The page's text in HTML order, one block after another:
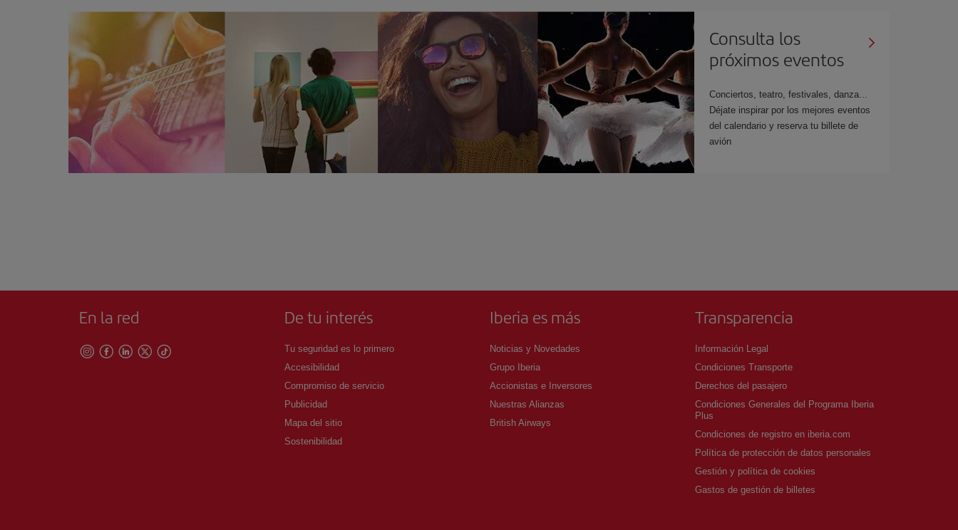
Consulta los
próximos eventos
Conciertos, teatro, festivales, danza...
Déjate inspirar por los mejores eventos
del calendario y reserva tu billete de
avión
En la red De tu interés
Tu seguridad es lo primero
Accesibilidad
Compromiso de servicio
Publicidad
Mapa del sitio
Sostenibilidad
Iberia es más
Noticias y Novedades
Grupo Iberia
Accionistas e Inversores
Nuestras Alianzas
British Airways
Transparencia
Información Legal
Condiciones Transporte
Derechos del pasajero
Condiciones Generales del Programa Iberia
Plus
Condiciones de registro en iberia.com
Política de protección de datos personales
Gestión y política de cookies
Gastos de gestión de billetes